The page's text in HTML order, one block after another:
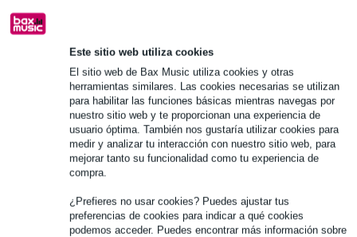
Este sitio web utiliza cookies
El sitio web de Bax Music utiliza cookies y otras
herramientas similares. Las cookies necesarias se utilizan
para habilitar las funciones básicas mientras navegas por
nuestro sitio web y te proporcionan una experiencia de
usuario óptima. También nos gustaría utilizar cookies para
medir y analizar tu interacción con nuestro sitio web, para
mejorar tanto su funcionalidad como tu experiencia de
compra.
¿Prefieres no usar cookies? Puedes ajustar tus
preferencias de cookies para indicar a qué cookies
podemos acceder. Puedes encontrar más información sobre
Disponibilidad online
Todavía 14 artículos en stock en el proveedor
añadir a la cesta
Pedido antes de 16 h = en unos 8 días laborables en casa
Más de 48.000 artículos en stock
1.250 marcas líderes